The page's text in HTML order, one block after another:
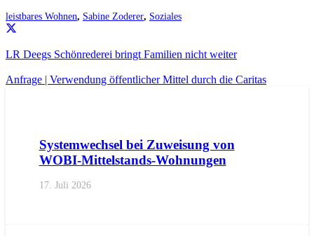
leistbares Wohnen, Sabine Zoderer, Soziales
LR Deegs Schönrederei bringt Familien nicht weiter
Anfrage | Verwendung öffentlicher Mittel durch die Caritas
Systemwechsel bei Zuweisung von
WOBI-Mittelstands-Wohnungen
17. Juli 2026